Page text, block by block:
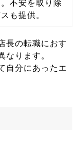
不安を取り除
も提供。
長の転職におす
なります。
自分にあったエ